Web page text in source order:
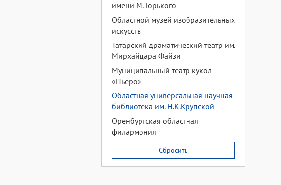
имени М. Горького
Областной музей изобразительных
искусств
Татарский драматический театр им.
Мирхайдара Файзи
Муниципальный театр кукол
«Пьеро»
Областная универсальная научная
библиотека им. Н.К.Крупской
Оренбургская областная
филармония
Сбросить